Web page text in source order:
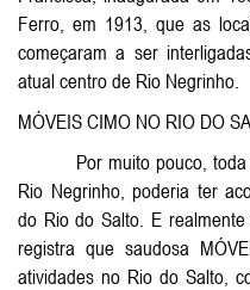
Ferro, em 1913, que as
começaram a ser
atual centro de Rio Negrinho.
MÓVEIS CIMO NO RIO DO
Por muito pouco, toda a
Rio Negrinho, poderia ter
do Rio do Salto. E
registra que saudosa
atividades no Rio do Salto,